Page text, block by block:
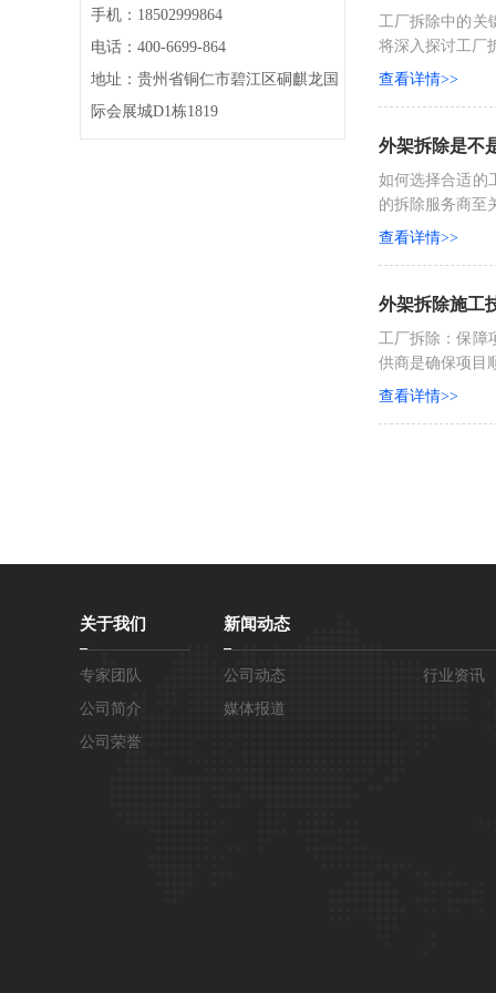
手机：18502999864
电话：400-6699-864
地址：贵州省铜仁市碧江区硐麒龙国
际会展城D1栋1819
工厂拆除中的关
将深入探讨工厂
查看详情>>
外架拆除是不
如何选择合适的
的拆除服务商至
查看详情>>
外架拆除施工
工厂拆除：保障
供商是确保项目
查看详情>>
关于我们
专家团队
公司简介
公司荣誉
新闻动态
公司动态
行业资讯
媒体报道